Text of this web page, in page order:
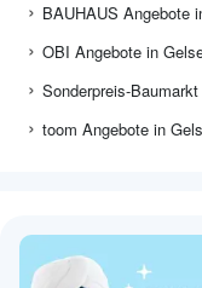
BAUHAUS Angebote
OBI Angebote in
Sonderpreis-
toom Angebote in